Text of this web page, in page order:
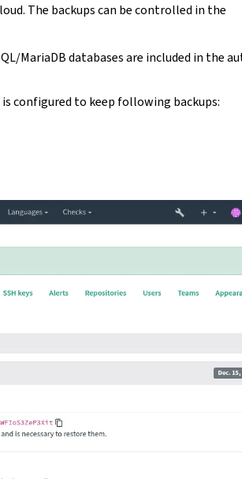
The backups can be controlled in the
MariaDB databases are included in the
configured to keep following backups: